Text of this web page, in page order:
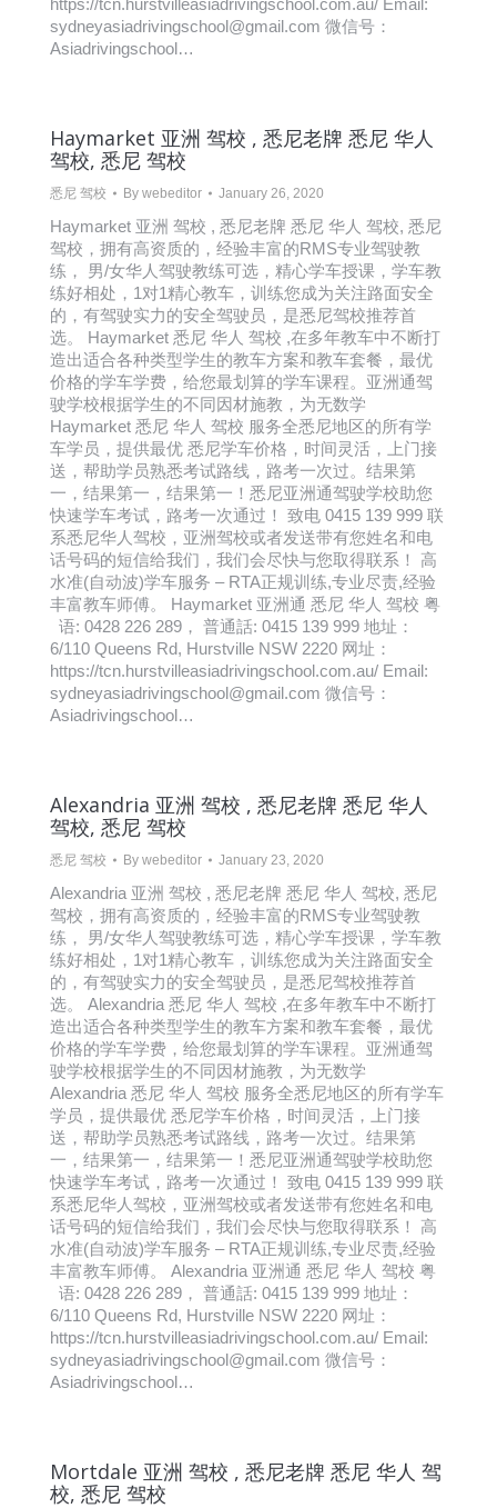
https://tcn.hurstvilleasiadrivingschool.com.au/ Email:
sydneyasiadrivingschool@gmail.com 微信号：
Asiadrivingschool…
Haymarket 亚洲 驾校 , 悉尼老牌 悉尼 华人
驾校, 悉尼 驾校
悉尼 驾校 By webeditor January 26, 2020
Haymarket 亚洲 驾校 , 悉尼老牌 悉尼 华人 驾校, 悉尼
驾校，拥有高资质的，经验丰富的RMS专业驾驶教
练， 男/女华人驾驶教练可选，精心学车授课，学车教
练好相处，1对1精心教车，训练您成为关注路面安全
的，有驾驶实力的安全驾驶员，是悉尼驾校推荐首
选。 Haymarket 悉尼 华人 驾校 ,在多年教车中不断打
造出适合各种类型学生的教车方案和教车套餐，最优
价格的学车学费，给您最划算的学车课程。亚洲通驾
驶学校根据学生的不同因材施教，为无数学
Haymarket 悉尼 华人 驾校 服务全悉尼地区的所有学
车学员，提供最优 悉尼学车价格，时间灵活，上门接
送，帮助学员熟悉考试路线，路考一次过。结果第
一，结果第一，结果第一！悉尼亚洲通驾驶学校助您
快速学车考试，路考一次通过！ 致电 0415 139 999 联
系悉尼华人驾校，亚洲驾校或者发送带有您姓名和电
话号码的短信给我们，我们会尽快与您取得联系！ 高
水准(自动波)学车服务 – RTA正规训练,专业尽责,经验
丰富教车师傅。 Haymarket 亚洲通 悉尼 华人 驾校 粤
语: 0428 226 289， 普通話: 0415 139 999 地址：
6/110 Queens Rd, Hurstville NSW 2220 网址：
https://tcn.hurstvilleasiadrivingschool.com.au/ Email:
sydneyasiadrivingschool@gmail.com 微信号：
Asiadrivingschool…
Alexandria 亚洲 驾校 , 悉尼老牌 悉尼 华人
驾校, 悉尼 驾校
悉尼 驾校 By webeditor January 23, 2020
Alexandria 亚洲 驾校 , 悉尼老牌 悉尼 华人 驾校, 悉尼
驾校，拥有高资质的，经验丰富的RMS专业驾驶教
练， 男/女华人驾驶教练可选，精心学车授课，学车教
练好相处，1对1精心教车，训练您成为关注路面安全
的，有驾驶实力的安全驾驶员，是悉尼驾校推荐首
选。 Alexandria 悉尼 华人 驾校 ,在多年教车中不断打
造出适合各种类型学生的教车方案和教车套餐，最优
价格的学车学费，给您最划算的学车课程。亚洲通驾
驶学校根据学生的不同因材施教，为无数学
Alexandria 悉尼 华人 驾校 服务全悉尼地区的所有学车
学员，提供最优 悉尼学车价格，时间灵活，上门接
送，帮助学员熟悉考试路线，路考一次过。结果第
一，结果第一，结果第一！悉尼亚洲通驾驶学校助您
快速学车考试，路考一次通过！ 致电 0415 139 999 联
系悉尼华人驾校，亚洲驾校或者发送带有您姓名和电
话号码的短信给我们，我们会尽快与您取得联系！ 高
水准(自动波)学车服务 – RTA正规训练,专业尽责,经验
丰富教车师傅。 Alexandria 亚洲通 悉尼 华人 驾校 粤
语: 0428 226 289， 普通話: 0415 139 999 地址：
6/110 Queens Rd, Hurstville NSW 2220 网址：
https://tcn.hurstvilleasiadrivingschool.com.au/ Email:
sydneyasiadrivingschool@gmail.com 微信号：
Asiadrivingschool…
Mortdale 亚洲 驾校 , 悉尼老牌 悉尼 华人 驾
校, 悉尼 驾校